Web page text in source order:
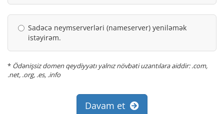
Sadəcə neymserverləri (nameserver) yeniləmək
istəyirəm.
* Ödənişsiz domen qeydiyyatı yalnız növbəti uzantılara aiddir: .com,
.net, .org, .es, .info
Davam et